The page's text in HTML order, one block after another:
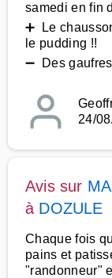
samedi en fin
➕ Le
le pudding !!
➖ Des
24/
Avis sur
à DOZULE
Chaque fois
pains et
"randonneur"